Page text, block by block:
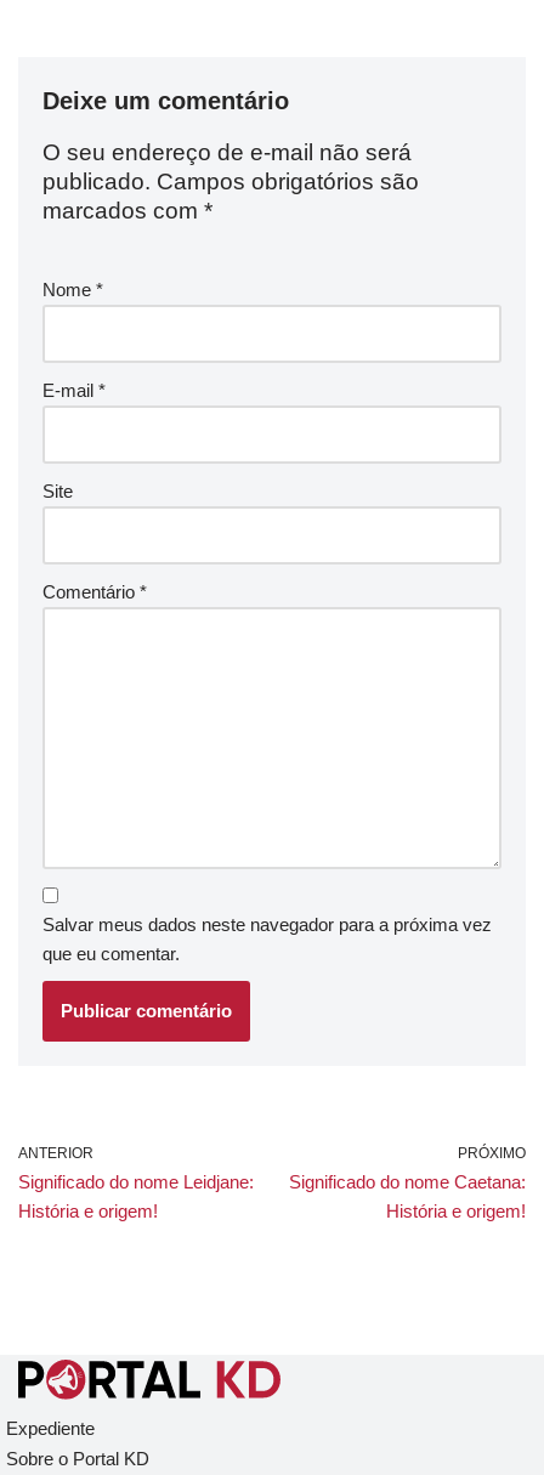
Deixe um comentário
O seu endereço de e-mail não será
publicado. Campos obrigatórios são
marcados com *
Nome *
E-mail *
Site
Comentário *
Salvar meus dados neste navegador para a próxima vez
que eu comentar.
ANTERIOR
Significado do nome Leidjane:
História e origem!
PRÓXIMO
Significado do nome Caetana:
História e origem!
Expediente
Sobre o Portal KD